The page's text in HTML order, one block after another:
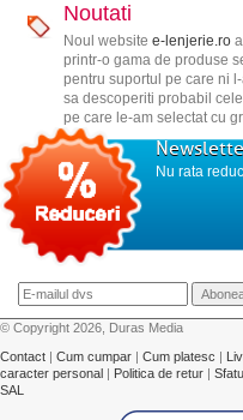
Noutati
Noul website e-lenjerie.ro
printr-o gama de produse
pentru suportul pe care ni
sa descoperiti probabil
pe care le-am selectat cu
Nu rata
© Copyright 2026, Duras Media
Contact | Cum cumpar | Cum platesc |
caracter personal | Politica de retur |
SAL